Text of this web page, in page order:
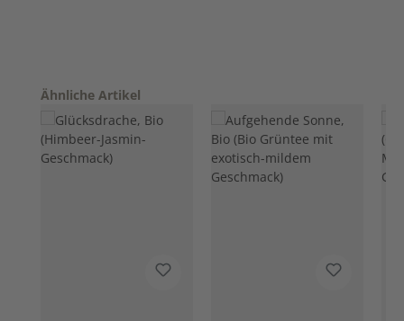
Produktgalerie überspringen
Ähnliche Artikel